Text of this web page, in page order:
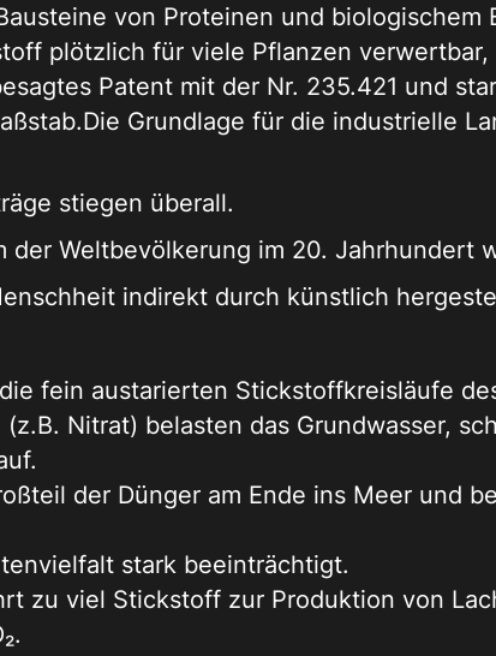
von Proteinen und biologischem
plötzlich für viele Pflanzen
Patent mit der Nr. 235.421 und
Grundlage für die industrielle
stiegen überall.
der Weltbevölkerung im 20. Jahrhundert
indirekt durch künstlich
fein austarierten Stickstoffkreisläufe
Nitrat) belasten das Grundwasser,
der Dünger am Ende ins Meer und
stark beeinträchtigt.
zu viel Stickstoff zur Produktion von